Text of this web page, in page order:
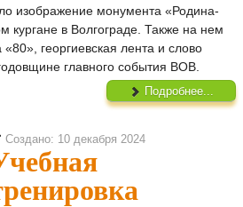
изображение монумента «Родина-
кургане в Волгограде. Также на нем
георгиевская лента и слово
главного события ВОВ.
Подробнее...
Создано: 10 декабря 2024